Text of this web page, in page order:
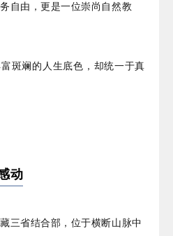
自由，更是一位崇尚自然教
斑斓的人生底色，却统一于真
动
三省结合部，位于横断山脉中